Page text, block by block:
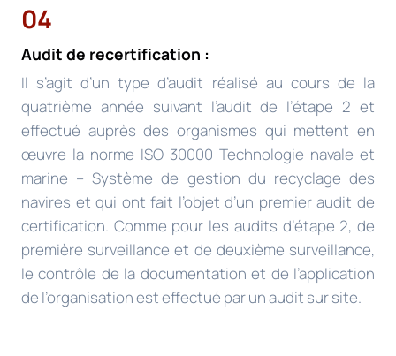
04
Audit de recertification :
Il s’agit d’un type d’audit réalisé au cours de la
quatrième année suivant l’audit de l’étape 2 et
effectué auprès des organismes qui mettent en
œuvre la norme ISO 30000 Technologie navale et
marine – Système de gestion du recyclage des
navires et qui ont fait l’objet d’un premier audit de
certification. Comme pour les audits d’étape 2, de
première surveillance et de deuxième surveillance,
le contrôle de la documentation et de l’application
de l’organisation est effectué par un audit sur site.